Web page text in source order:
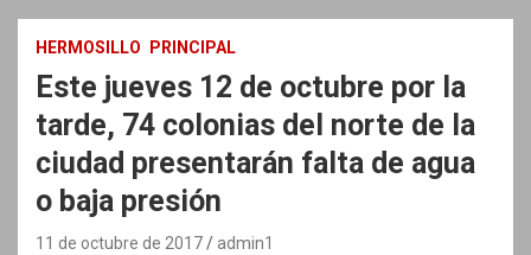
HERMOSILLO PRINCIPAL
Este jueves 12 de octubre por la
tarde, 74 colonias del norte de la
ciudad presentarán falta de agua
o baja presión
11 de octubre de 2017 admin1